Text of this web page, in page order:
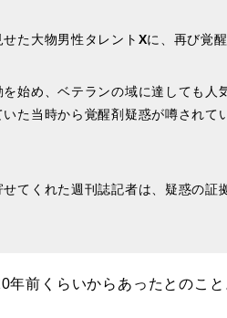
た大物男性タレント Xに、再び覚
を始め、ベテランの域に達しても
た当時から覚醒剤疑惑が噂されて
てくれた週刊誌記者は、疑惑の証
年前くらいからあったとのこと